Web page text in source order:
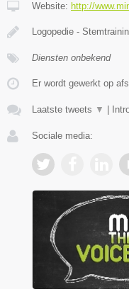
Website: http://
Logopedie -
Diensten onbekend
Er wordt gewerkt op
Laatste tweets ▼
Sociale media: